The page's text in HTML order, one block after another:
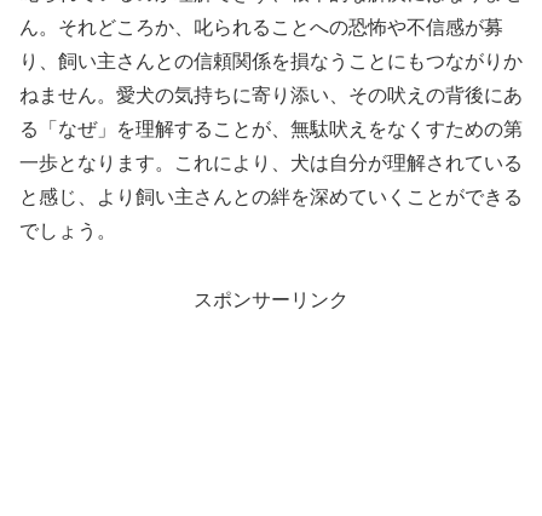
ん。それどころか、叱られることへの恐怖や不信感が募
り、飼い主さんとの信頼関係を損なうことにもつながりか
ねません。愛犬の気持ちに寄り添い、その吠えの背後にあ
る「なぜ」を理解することが、無駄吠えをなくすための第
一歩となります。これにより、犬は自分が理解されている
と感じ、より飼い主さんとの絆を深めていくことができる
でしょう。
スポンサーリンク